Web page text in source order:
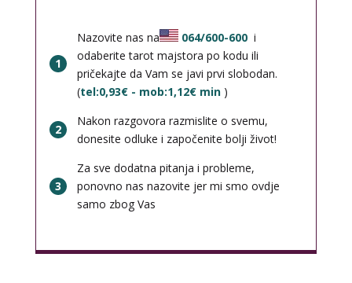
1
Nazovite nas na 064/600-600 i
odaberite tarot majstora po kodu ili
pričekajte da Vam se javi prvi slobodan.
(tel:0,93€ - mob:1,12€ min )
2
Nakon razgovora razmislite o svemu,
donesite odluke i započenite bolji život!
3
Za sve dodatna pitanja i probleme,
ponovno nas nazovite jer mi smo ovdje
samo zbog Vas